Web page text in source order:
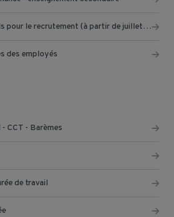
Subsides sectoriels pour le recrutement (à partir de juillet 2022)
des employés
CCT - Barèmes
de travail